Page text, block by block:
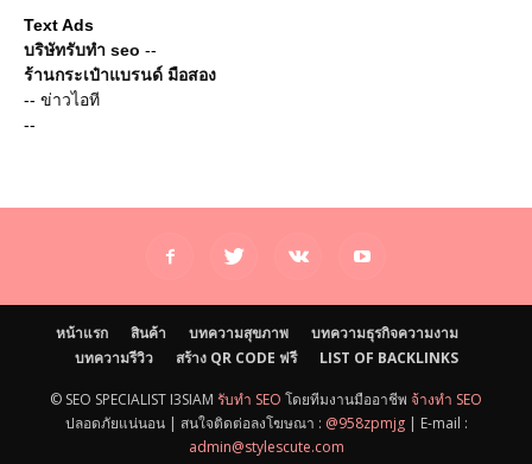
Text Ads
บริษัทรับทำ seo --
ร้านกระเป๋าแบรนด์ มือสอง
-- ข่าวไอที
--
หน้าแรก สินค้า บทความสุขภาพ
บทความธุรกิจความงาม
บทความรีวิว
สร้าง QR CODE ฟรี LIST OF BACKLINKS
© SEO SPECIALIST I3SIAM รับทำ SEO โดยทีมงานมืออาชีพ จ้างทำ SEO
ปลอดภัยแน่นอน | สนใจติดต่อลงโฆษณา : @958zpmjg| E-mail :
admin@stylescute.com